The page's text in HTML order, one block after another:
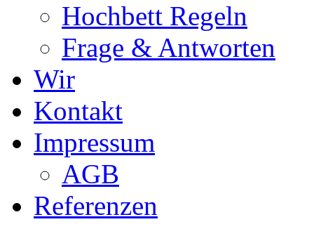
Hochbett Regeln
Frage & Antworten
Wir
Kontakt
Impressum
AGB
Referenzen